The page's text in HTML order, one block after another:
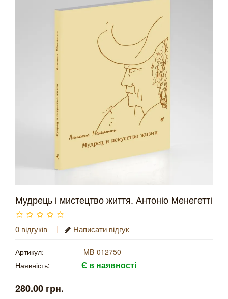
Мудрець і мистецтво життя. Антоніо Менегетті
0 відгуків Написати відгук
Артикул:
MB-012750
Наявність:
Є в наявності
280.00 грн.